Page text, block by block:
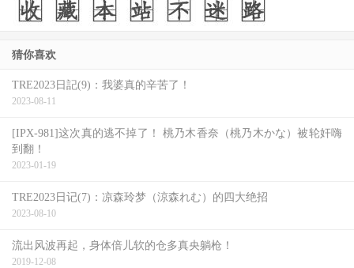
猜你喜欢
TRE2023日記(9)：我婆真的辛苦了！
2023-08-11
[IPX-981]这次真的逃不掉了！ 桃乃木香奈（桃乃木かな）被轮奸嗨
到翻！
2023-01-19
TRE2023日记(7)：凉森玲梦（涼森れむ）的四大绝招
2023-08-10
流出风波再起，身体倍儿软的仓多真央躺枪！
2019-12-08